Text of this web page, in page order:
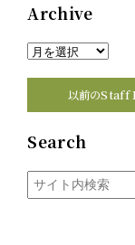
Archive
以前のStaff
Search